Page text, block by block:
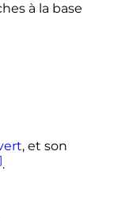
à la base
, et son
.